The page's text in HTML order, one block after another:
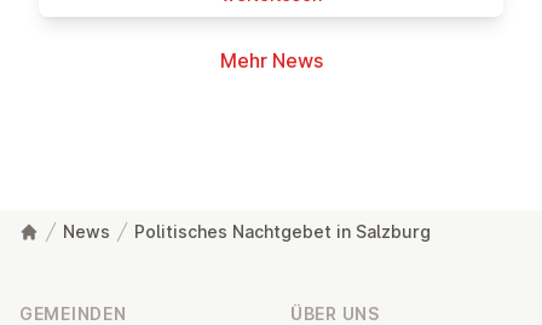
Mehr News
News Politisches Nachtgebet in Salzburg
GEMEINDEN ÜBER UNS